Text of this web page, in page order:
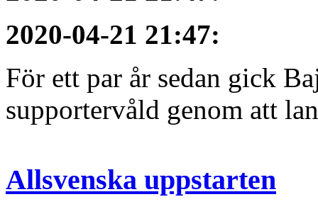
2020-04-21 21:47:
För ett par år sedan gick
supportervåld genom att
Allsvenska uppstarten